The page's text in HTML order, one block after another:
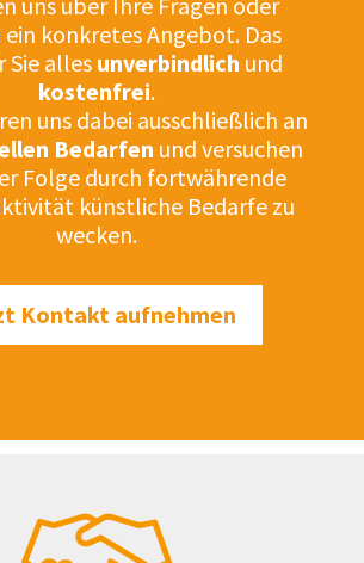
konkretes Angebot. Das
alles unverbindlich und
kostenfrei.
uns dabei ausschließlich an
Bedarfen und versuchen
Folge durch fortwährende
künstliche Bedarfe zu
wecken.
Kontakt aufnehmen